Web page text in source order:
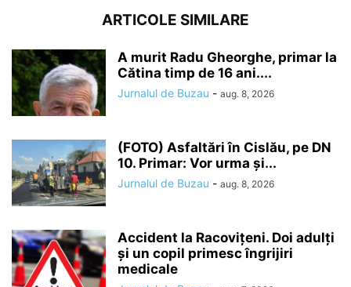
ARTICOLE SIMILARE
A murit Radu Gheorghe, primar la
Cătina timp de 16 ani....
Jurnalul de Buzau - aug. 8, 2026
(FOTO) Asfaltări în Cislău, pe DN
10. Primar: Vor urma și...
Jurnalul de Buzau - aug. 8, 2026
Accident la Racovițeni. Doi adulți
și un copil primesc îngrijiri
medicale